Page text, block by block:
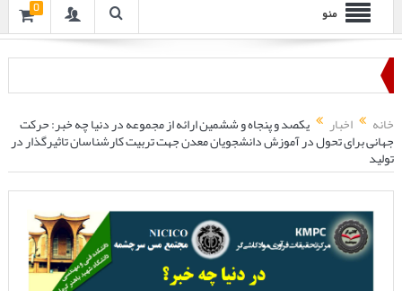
منو 0
خانه اخبار یکصد و پنجاه و ششمین ارائه از مجموعه در دنیا چه خبر: حرکت
جهانی برای تحول در آموزش دانشجویان معدن جهت تربیت کارشناسان تاثیرگذار در
تولید